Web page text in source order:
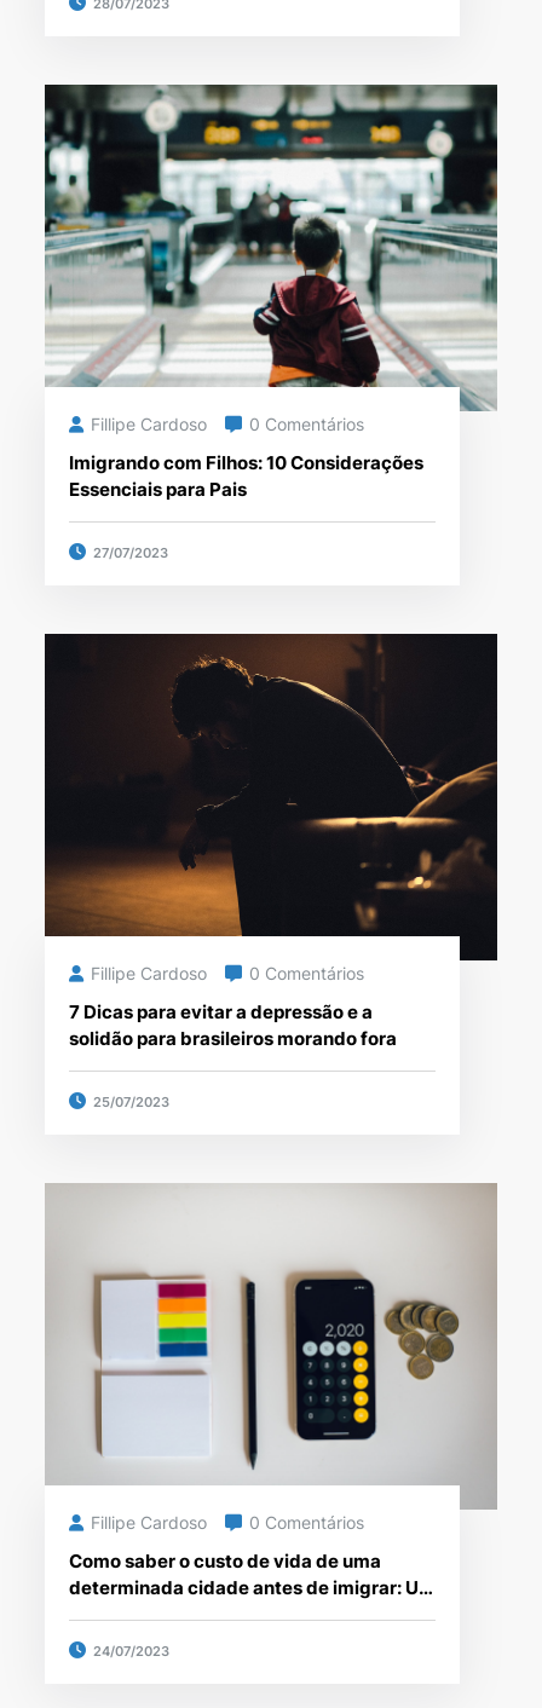
28/07/2023
Fillipe Cardoso 0 Comentários
Imigrando com Filhos: 10 Considerações
Essenciais para Pais
27/07/2023
Fillipe Cardoso 0 Comentários
7 Dicas para evitar a depressão e a
solidão para brasileiros morando fora
25/07/2023
Fillipe Cardoso 0 Comentários
Como saber o custo de vida de uma
determinada cidade antes de imigrar: Um
24/07/2023